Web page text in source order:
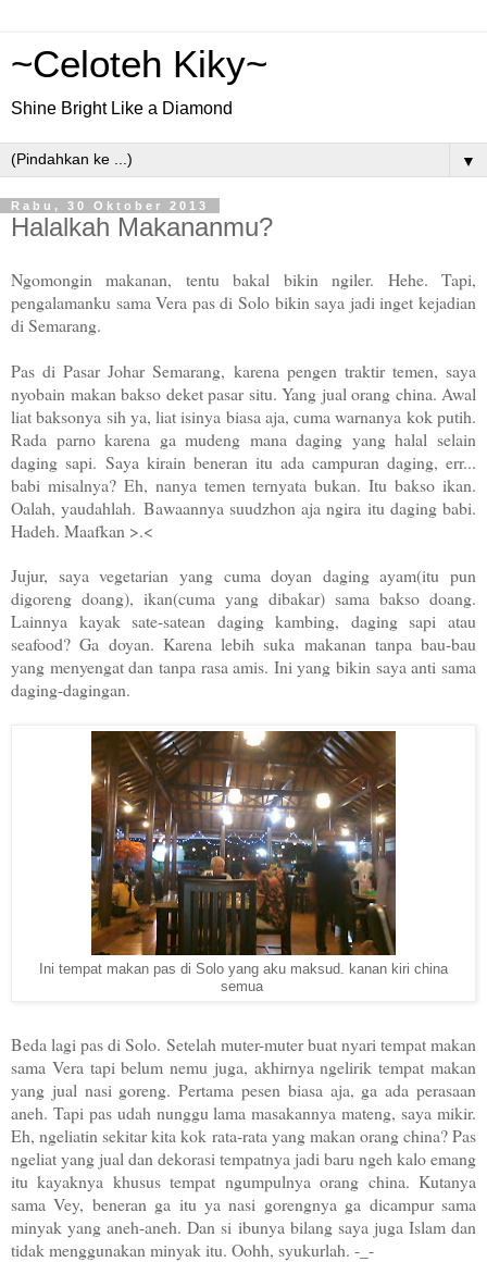
~Celoteh Kiky~
Shine Bright Like a Diamond
▼
Rabu, 30 Oktober 2013
Halalkah Makananmu?
Ngomongin makanan, tentu bakal bikin ngiler. Hehe. Tapi,
pengalamanku sama Vera pas di Solo bikin saya jadi inget kejadian
di Semarang.
Pas di Pasar Johar Semarang, karena pengen traktir temen, saya
nyobain makan bakso deket pasar situ. Yang jual orang china. Awal
liat baksonya sih ya, liat isinya biasa aja, cuma warnanya kok putih.
Rada parno karena ga mudeng mana daging yang halal selain
daging sapi. Saya kirain beneran itu ada campuran daging, err...
babi misalnya? Eh, nanya temen ternyata bukan. Itu bakso ikan.
Oalah, yaudahlah. Bawaannya suudzhon aja ngira itu daging babi.
Hadeh. Maafkan >.<
Jujur, saya vegetarian yang cuma doyan daging ayam(itu pun
digoreng doang), ikan(cuma yang dibakar) sama bakso doang.
Lainnya kayak sate-satean daging kambing, daging sapi atau
seafood? Ga doyan. Karena lebih suka makanan tanpa bau-bau
yang menyengat dan tanpa rasa amis. Ini yang bikin saya anti sama
daging-dagingan.
Ini tempat makan pas di Solo yang aku maksud. kanan kiri china
semua
Beda lagi pas di Solo. Setelah muter-muter buat nyari tempat makan
sama Vera tapi belum nemu juga, akhirnya ngelirik tempat makan
yang jual nasi goreng. Pertama pesen biasa aja, ga ada perasaan
aneh. Tapi pas udah nunggu lama masakannya mateng, saya mikir.
Eh, ngeliatin sekitar kita kok rata-rata yang makan orang china? Pas
ngeliat yang jual dan dekorasi tempatnya jadi baru ngeh kalo emang
itu kayaknya khusus tempat ngumpulnya orang china. Kutanya
sama Vey, beneran ga itu ya nasi gorengnya ga dicampur sama
minyak yang aneh-aneh. Dan si ibunya bilang saya juga Islam dan
tidak menggunakan minyak itu. Oohh, syukurlah. -_-